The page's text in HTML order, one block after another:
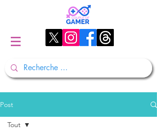
Post
Tout